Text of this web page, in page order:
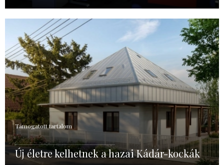
Támogatott tartalom
Új életre kelhetnek a hazai Kádár-kockák